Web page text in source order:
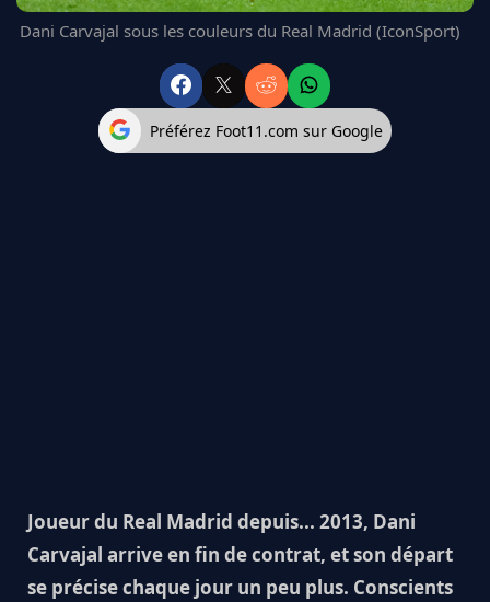
BAYERN
L'AVIS DE LA RÉDAC'
Dani Carvajal sous les couleurs du Real Madrid (IconSport)
Préférez Foot11.com sur Google
Joueur du Real Madrid depuis... 2013, Dani
Carvajal arrive en fin de contrat, et son départ
se précise chaque jour un peu plus. Conscients